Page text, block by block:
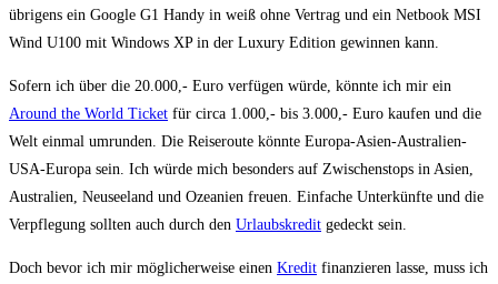
übrigens ein Google G1 Handy in weiß ohne Vertrag und ein Netbook MSI
Wind U100 mit Windows XP in der Luxury Edition gewinnen kann.
Sofern ich über die 20.000,- Euro verfügen würde, könnte ich mir ein
Around the World Ticket für circa 1.000,- bis 3.000,- Euro kaufen und die
Welt einmal umrunden. Die Reiseroute könnte Europa-Asien-Australien-
USA-Europa sein. Ich würde mich besonders auf Zwischenstops in Asien,
Australien, Neuseeland und Ozeanien freuen. Einfache Unterkünfte und die
Verpflegung sollten auch durch den Urlaubskredit gedeckt sein.
Doch bevor ich mir möglicherweise einen Kredit finanzieren lasse, muss ich